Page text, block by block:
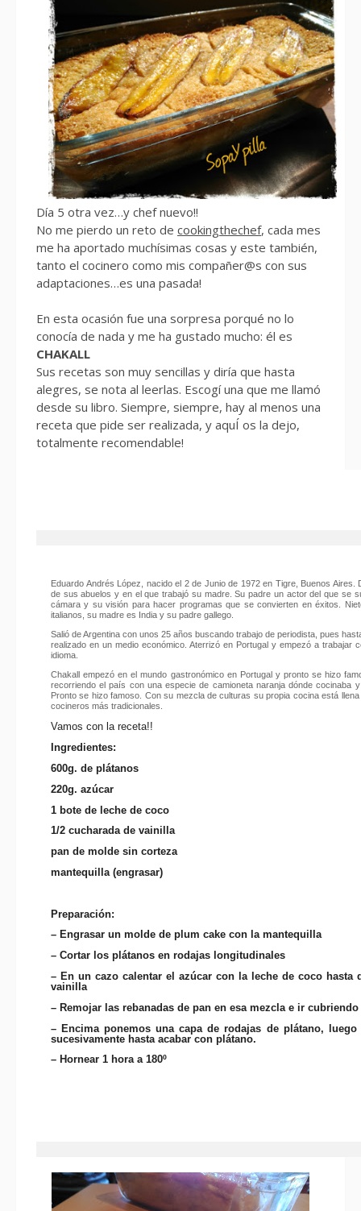
Día 5 otra vez…y chef nuevo!!
No me pierdo un reto de cookingthechef, cada mes
me ha aportado muchísimas cosas y este también,
tanto el cocinero como mis compañer@s con sus
adaptaciones…es una pasada!
En esta ocasión fue una sorpresa porqué no lo
conocía de nada y me ha gustado mucho: él es
CHAKALL
Sus recetas son muy sencillas y diría que hasta
alegres, se nota al leerlas. Escogí una que me llamó
desde su libro. Siempre, siempre, hay al menos una
receta que pide ser realizada, y aquÍ os la dejo,
totalmente recomendable!
Eduardo Andrés López, nacido el 2 de Junio de 1972 en Tigre, Buenos
de sus abuelos y en el que trabajó su madre. Su padre un actor del que se
cámara y su visión para hacer programas que se convierten en éxitos.
italianos, su madre es India y su padre gallego.
Salió de Argentina con unos 25 años buscando trabajo de periodista, pues
realizado en un medio económico. Aterrizó en Portugal y empezó a trabajar
idioma.
Chakall empezó en el mundo gastronómico en Portugal y pronto se hizo
recorriendo el país con una especie de camioneta naranja dónde cocinaba
Pronto se hizo famoso. Con su mezcla de culturas su propia cocina está
cocineros más tradicionales.
Vamos con la receta!!
Ingredientes:
600g. de plátanos
220g. azúcar
1 bote de leche de coco
1/2 cucharada de vainilla
pan de molde sin corteza
mantequilla (engrasar)
Preparación:
– Engrasar un molde de plum cake con la mantequilla
– Cortar los plátanos en rodajas longitudinales
– En un cazo calentar el azúcar con la leche de coco hasta
vainilla
– Remojar las rebanadas de pan en esa mezcla e ir
– Encima ponemos una capa de rodajas de plátano,
sucesivamente hasta acabar con plátano.
– Hornear 1 hora a 180º